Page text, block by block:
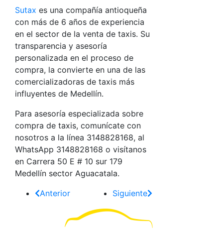
Sutax es una compañía antioqueña
con más de 6 años de experiencia
en el sector de la venta de taxis. Su
transparencia y asesoría
personalizada en el proceso de
compra, la convierte en una de las
comercializadoras de taxis más
influyentes de Medellín.
Para asesoría especializada sobre
compra de taxis, comunícate con
nosotros a la línea 3148828168, al
WhatsApp 3148828168 o visítanos
en Carrera 50 E # 10 sur 179
Medellín sector Aguacatala.
Anterior
Siguiente